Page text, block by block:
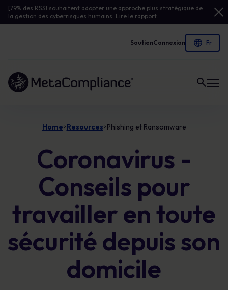
[79% des RSSI souhaitent adopter une approche plus stratégique de
la gestion des cyberrisques humains. Lire le rapport.
SoutienConnexion
Lien vers la page d'accueil
Home>Resources>Phishing et Ransomware
Coronavirus -
Conseils pour
travailler en toute
sécurité depuis son
domicile